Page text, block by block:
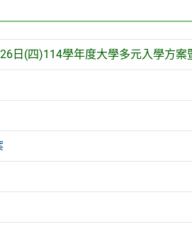
日(四)114學年度大學多元入學方